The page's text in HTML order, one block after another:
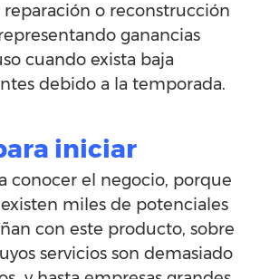
o reconstrucción
ganancias
cuando exista baja
debido a la temporada.
iniciar
conocer el negocio, porque
miles de potenciales
con este producto, sobre
servicios son demasiado